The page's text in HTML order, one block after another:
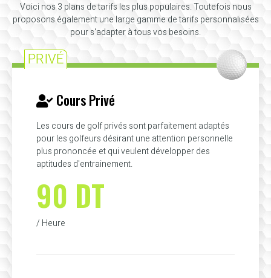
Voici nos 3 plans de tarifs les plus populaires. Toutefois nous
proposons également une large gamme de tarifs personnalisées
pour s'adapter à tous vos besoins.
PRIVÉ
Cours Privé
Les cours de golf privés sont parfaitement adaptés
pour les golfeurs désirant une attention personnelle
plus prononcée et qui veulent développer des
aptitudes d'entrainement.
90 DT
/ Heure